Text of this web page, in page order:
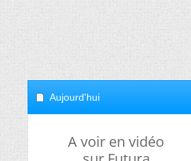
Aujourd'hui
A voir en vidéo